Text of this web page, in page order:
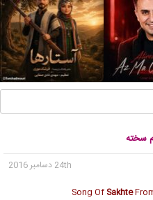
سخته
24th دسامبر 2016
Song Of Sakhte